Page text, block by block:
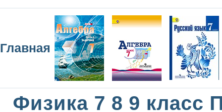
Главная
Физика 7 8 9 класс